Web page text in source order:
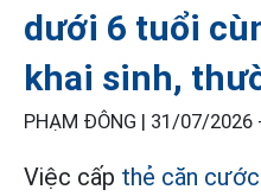
dưới 6 tuổi
khai sinh,
PHẠM ĐÔNG | 31/07/2026
Việc cấp thẻ căn cước